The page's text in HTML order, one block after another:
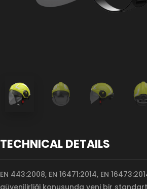
TECHNICAL DETAILS
EN 443:2008, EN 16471:2014, EN